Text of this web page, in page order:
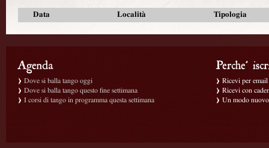
Data Località Tipologia
Dove si balla tango oggi
Dove si balla tango questo fine settimana
I corsi di tango in programma questa settimana
Ricevi per
Ricevi con
Un modo